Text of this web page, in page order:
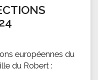
européennes du
du Robert :